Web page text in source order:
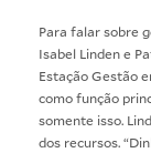
Para falar sobre
Isabel Linden e
Estação Gestão
como função
somente isso.
dos recursos.